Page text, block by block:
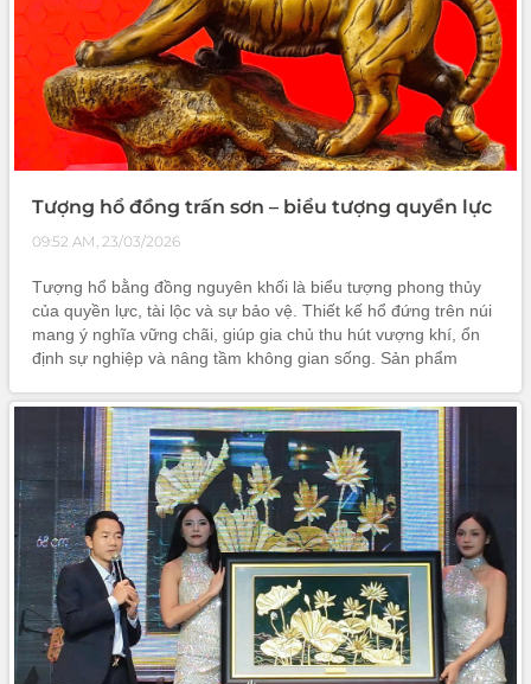
Tượng hổ đồng trấn sơn – biểu tượng quyền lực
09:52 AM, 23/03/2026
Tượng hổ bằng đồng nguyên khối là biểu tượng phong thủy
của quyền lực, tài lộc và sự bảo vệ. Thiết kế hổ đứng trên núi
mang ý nghĩa vững chãi, giúp gia chủ thu hút vượng khí, ổn
định sự nghiệp và nâng tầm không gian sống. Sản phẩm
tặng sang trọng, thể hiện đẳng cấp và gu thẩm mỹ tinh tế.